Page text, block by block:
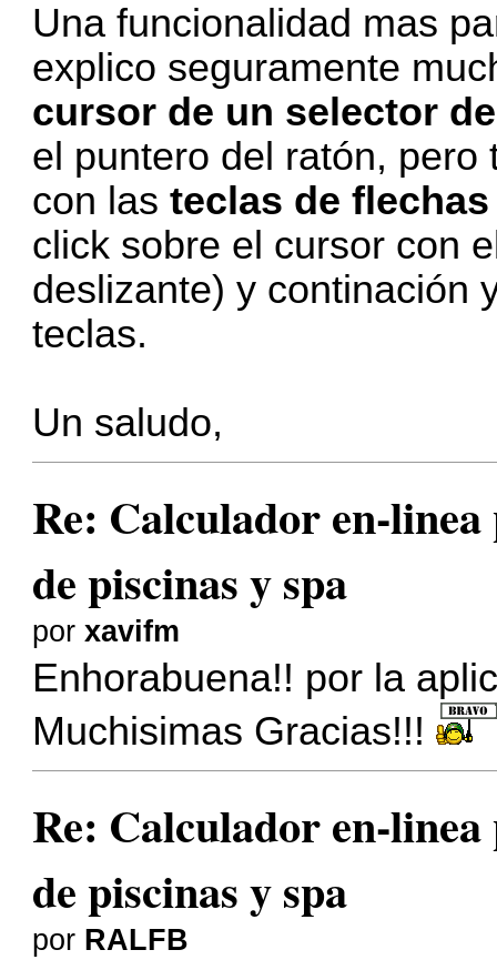
Una funcionalidad mas
explico seguramente
cursor de un selector
el puntero del ratón,
con las teclas de
click sobre el cursor con
deslizante) y continación
teclas.
Un saludo,
Re: Calculador en-
de piscinas y spa
porxavifm
Enhorabuena!! por la
Muchisimas Gracias!!!
Re: Calculador en-
de piscinas y spa
por RALFB